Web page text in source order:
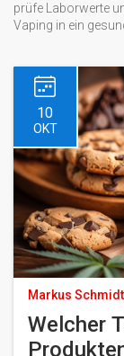
prüfe Laborwerte
Vaping in ein
10
OKT
Markus Schmidt
Welcher